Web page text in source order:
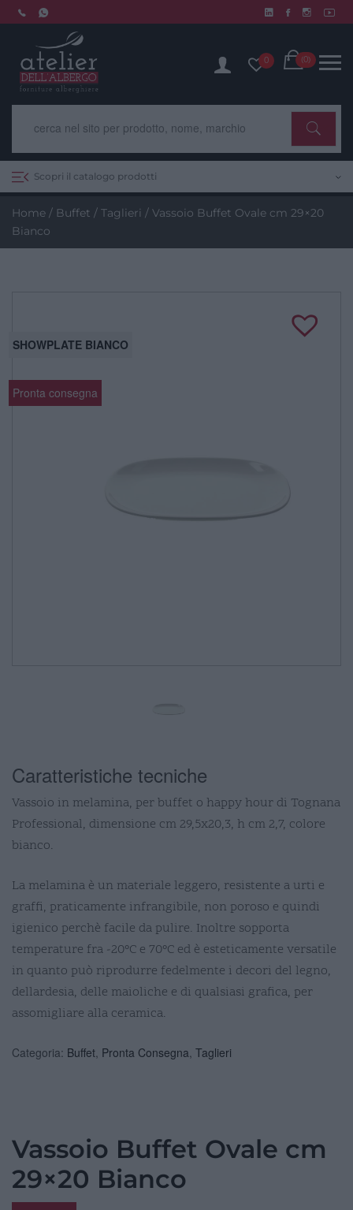
Skip
to
0 Cart
(0)
Scopri il catalogo prodotti
Home / Buffet / Taglieri / Vassoio Buffet Ovale cm 29×20
Bianco
Pronta consegna
SHOWPLATE BIANCO
Caratteristiche tecniche
Vassoio in melamina, per buffet o happy hour di Tognana
Professional, dimensione cm 29,5x20,3, h cm 2,7, colore
bianco.
La melamina è un materiale leggero, resistente a urti e
graffi, praticamente infrangibile, non poroso e quindi
igienico perchè facile da pulire. Inoltre sopporta
temperature fra -20°C e 70°C ed è esteticamente versatile
in quanto può riprodurre fedelmente i decori del legno,
dellardesia, delle maioliche e di qualsiasi grafica, per
assomigliare alla ceramica.
Categoria: Buffet Pronta Consegna Taglieri
Vassoio Buffet Ovale cm
29×20 Bianco